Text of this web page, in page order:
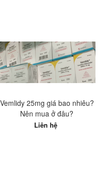
Vemlidy 25mg giá bao nhiêu?
Nên mua ở đâu?
Liên hệ